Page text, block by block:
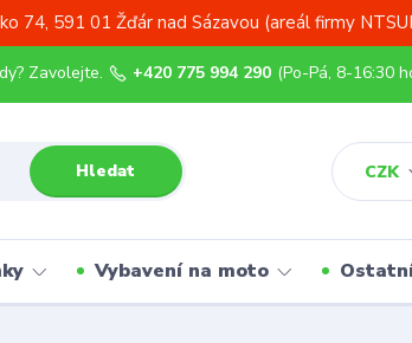
74, 591 01 Žďár nad Sázavou (areál firmy
CZK
Hledat
Zavolejte. +420 775 994 290 (Po-Pá, 8-16:30
Vybavení na moto